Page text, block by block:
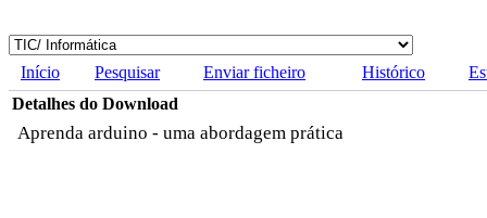
Início Pesquisar Enviar ficheiro Histórico
Detalhes do Download
Aprenda arduino - uma abordagem prática